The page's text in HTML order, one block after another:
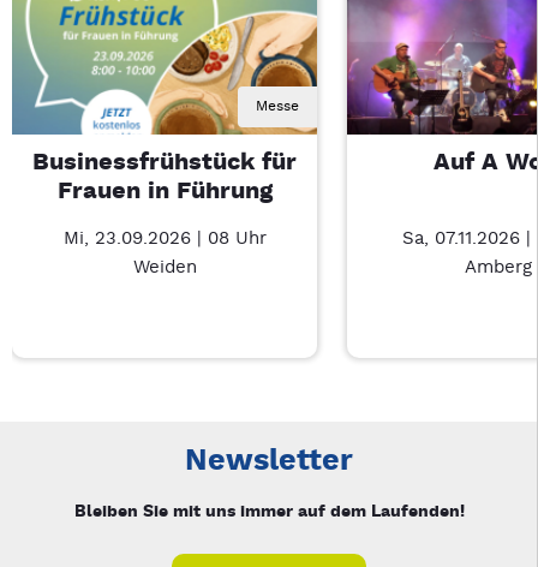
Messe
Businessfrühstück für
Frauen in Führung
Mi, 23.09.2026 | 08 Uhr
Weiden
Auf A
Sa, 07.11.2026
Amberg
Newsletter
Bleiben Sie mit uns immer auf dem Laufenden!